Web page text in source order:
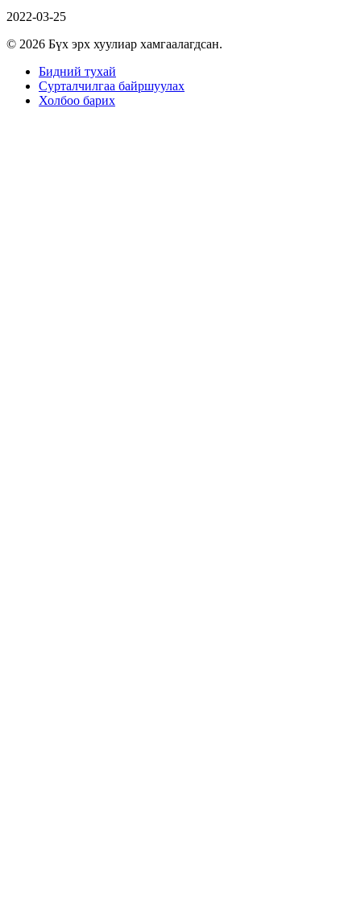
2022-03-25
© 2026 Бүх эрх хуулиар хамгаалагдсан.
Бидний тухай
Сурталчилгаа байршуулах
Холбоо барих